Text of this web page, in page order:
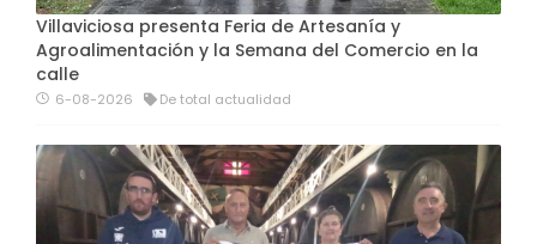
Villaviciosa presenta Feria de Artesanía y
Agroalimentación y la Semana del Comercio en la
calle
6-08-2026 De total actualidad